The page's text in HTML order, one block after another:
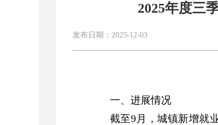
2025年度三
发布日期：2025-12-03
一、进展情况
截至9月，城镇新增就